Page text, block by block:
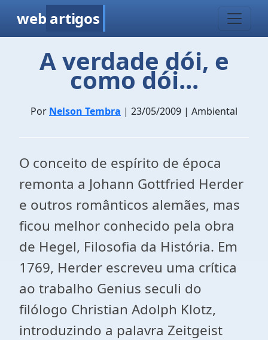
web artigos
A verdade dói, e
como dói...
Por Nelson Tembra | 23/05/2009 | Ambiental
O conceito de espírito de época
remonta a Johann Gottfried Herder
e outros românticos alemães, mas
ficou melhor conhecido pela obra
de Hegel, Filosofia da História. Em
1769, Herder escreveu uma crítica
ao trabalho Genius seculi do
filólogo Christian Adolph Klotz,
introduzindo a palavra Zeitgeist